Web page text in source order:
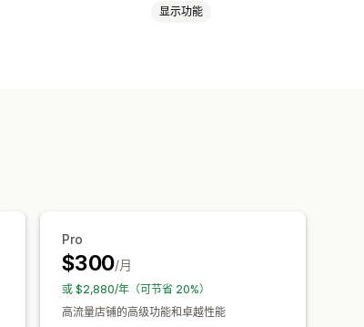
显示功能
Pro
$300/月
或 $2,880/年（可节省 20%）
高流量店铺的高级功能和卓越性能